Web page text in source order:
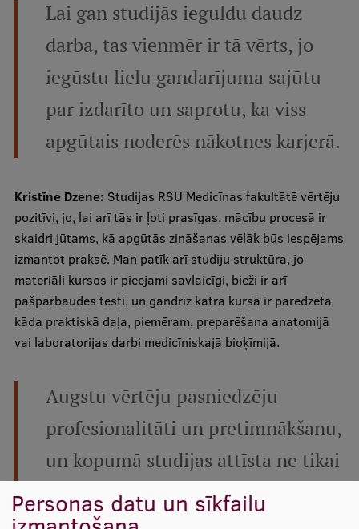
Lai gan studijās ieguldu daudz
darba, tas vienmēr ir tā vērts, jo
iegūstu lielu gandarījuma sajūtu
par izdarīto un saprotu, ka viss
apgūtais noderēs nākotnes karjerā.
Kristīne Dzene: Studijas RSU Medicīnas fakultātē vērtēju
pozitīvi, jo, lai arī tās ir ļoti prasīgas, mācību procesā ir
skaidri jūtams, kā apgūtās zināšanas vēlāk būs iespējams
izmantot praksē. Man patīk arī studiju struktūra, jo
materiāli kursos ir pieejami savlaicīgi, bieži ir arī
pašpārbaudes testi, un gandrīz katrā kursā ir paredzēta
kāda praktiskā daļa, piemēram, preparēšana anatomijā
vai laboratorijas darbi medicīniskajā bioķīmijā.
Augstu vērtēju pasniedzēju
profesionalitāti un pretimnākšanu,
un kopumā studijas attīsta ne tikai
teorētiskās zināšanas, bet ikdienā
Personas datu un sīkfailu